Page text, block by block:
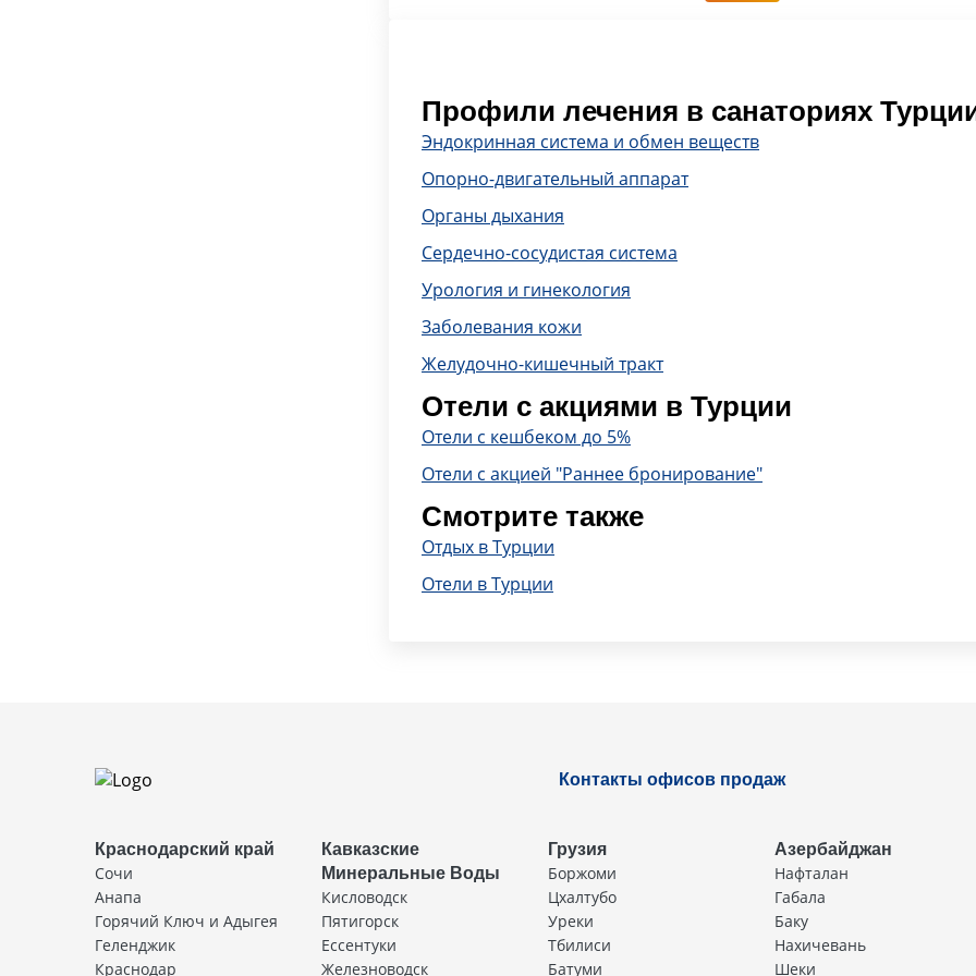
Профили лечения в санаториях
Эндокринная система и обмен веществ
Опорно-двигательный аппарат
Органы дыхания
Сердечно-сосудистая система
Урология и гинекология
Заболевания кожи
Желудочно-кишечный тракт
Отели с акциями в Турции
Отели с кешбеком до 5%
Отели с акцией "Раннее бронирование"
Смотрите также
Отдых в Турции
Отели в Турции
Контакты офисов продаж
Краснодарский край
Сочи
Анапа
Горячий Ключ и Адыгея
Геленджик
Краснодар
Кавказские
Минеральные Воды
Кисловодск
Пятигорск
Ессентуки
Железноводск
Грузия
Боржоми
Цхалтубо
Уреки
Тбилиси
Батуми
Азербайджан
Нафталан
Габала
Баку
Нахичевань
Шеки